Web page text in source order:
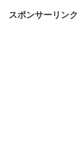
スポンサーリンク